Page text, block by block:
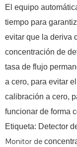
El equipo
tiempo para
evitar que la deriva
concentración de
tasa de flujo
a cero, para evitar
calibración a cero,
funcionar de forma
Etiqueta: Detector
Monitor de